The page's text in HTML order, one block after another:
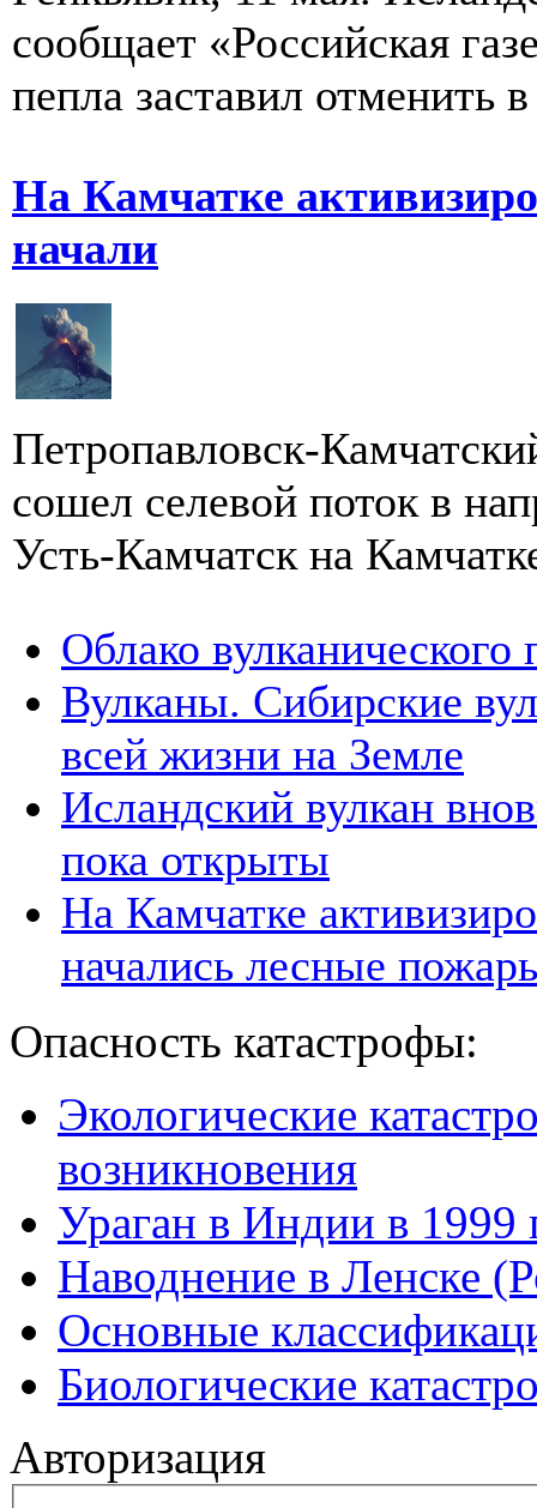
сообщает «Российская
пепла заставил отменить
На Камчатке
начали
Петропавловск-
сошел селевой поток в
Усть-Камчатск на
Облако
Вулканы. Сибирские
всей жизни на Земле
Исландский вулкан
пока открыты
На Камчатке
начались лесные
Опасность катастрофы:
Экологические
возникновения
Ураган в Индии в 1999
Наводнение в Ленске
Основные
Биологические
Авторизация